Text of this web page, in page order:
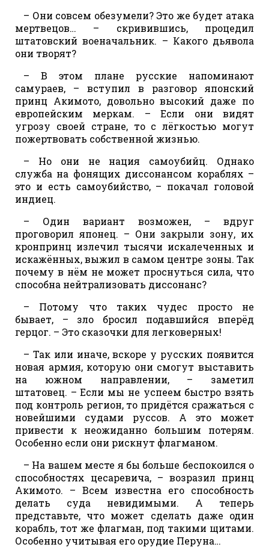
– Они совсем обезумели? Это же будет атака
мертвецов… – скривившись, процедил
штатовский военачальник. – Какого дьявола
они творят?
– В этом плане русские напоминают
самураев, – вступил в разговор японский
принц Акимото, довольно высокий даже по
европейским меркам. – Если они видят
угрозу своей стране, то с лёгкостью могут
пожертвовать собственной жизнью.
– Но они не нация самоубийц. Однако
служба на фонящих диссонансом кораблях –
это и есть самоубийство, – покачал головой
индиец.
– Один вариант возможен, – вдруг
проговорил японец. – Они закрыли зону, их
кронпринц излечил тысячи искалеченных и
искажённых, выжил в самом центре зоны. Так
почему в нём не может проснуться сила, что
способна нейтрализовать диссонанс?
– Потому что таких чудес просто не
бывает, – зло бросил подавшийся вперёд
герцог. – Это сказочки для легковерных!
– Так или иначе, вскоре у русских появится
новая армия, которую они смогут выставить
на южном направлении, – заметил
штатовец. – Если мы не успеем быстро взять
под контроль регион, то придётся сражаться с
новейшими судами руссов. А это может
привести к неожиданно большим потерям.
Особенно если они рискнут флагманом.
– На вашем месте я бы больше беспокоился о
способностях цесаревича, – возразил принц
Акимото. – Всем известна его способность
делать суда невидимыми. А теперь
представьте, что может сделать даже один
корабль, тот же флагман, под такими щитами.
Особенно учитывая его орудие Перуна…